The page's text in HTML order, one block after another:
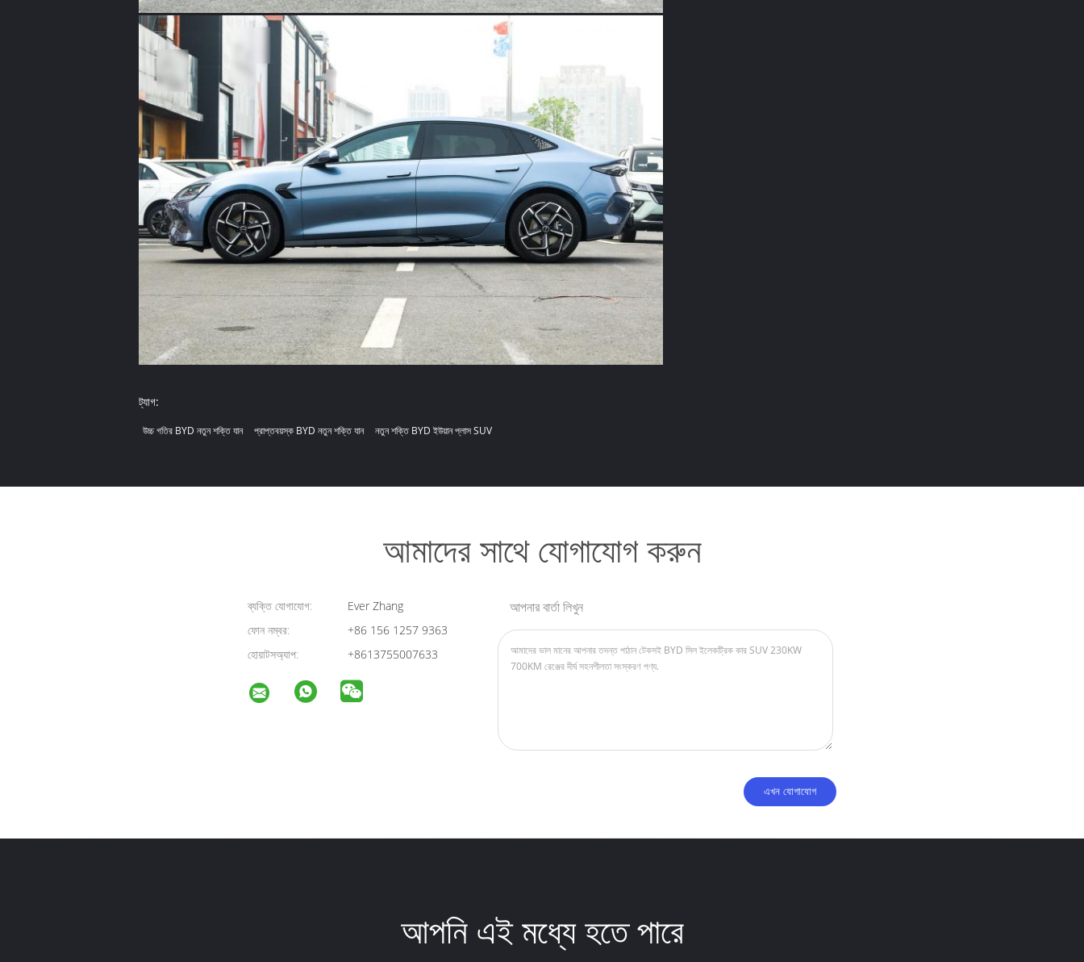
ট্যাগ:
উচ্চ গতির BYD নতুন শক্তি যান প্রাপ্তবয়স্ক BYD নতুন শক্তি যান নতুন শক্তি BYD ইউয়ান প্লাস SUV
আমাদের সাথে যোগাযোগ করুন
ব্যক্তি যোগাযোগ:
Ever Zhang
ফোন নম্বর:
+86 156 1257 9363
হোয়াটসঅ্যাপ:
+8613755007633
আপনার বার্তা লিখুন
আপনি এই মধ্যে হতে পারে